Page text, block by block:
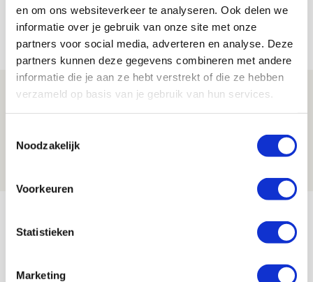
en om ons websiteverkeer te analyseren. Ook delen we
informatie over je gebruik van onze site met onze
partners voor social media, adverteren en analyse. Deze
partners kunnen deze gegevens combineren met andere
informatie die je aan ze hebt verstrekt of die ze hebben
verzameld op basis van je gebruik van hun services.
Noodzakelijk
Voorkeuren
Statistieken
Marketing
Net binnen //
Míchel geeft blessure-update en
spreekt over Godts, Baas en
07 AUGUSTUS 2026 - 14:13
Europees treffen met Shelbourne
FOTOVERSLAG